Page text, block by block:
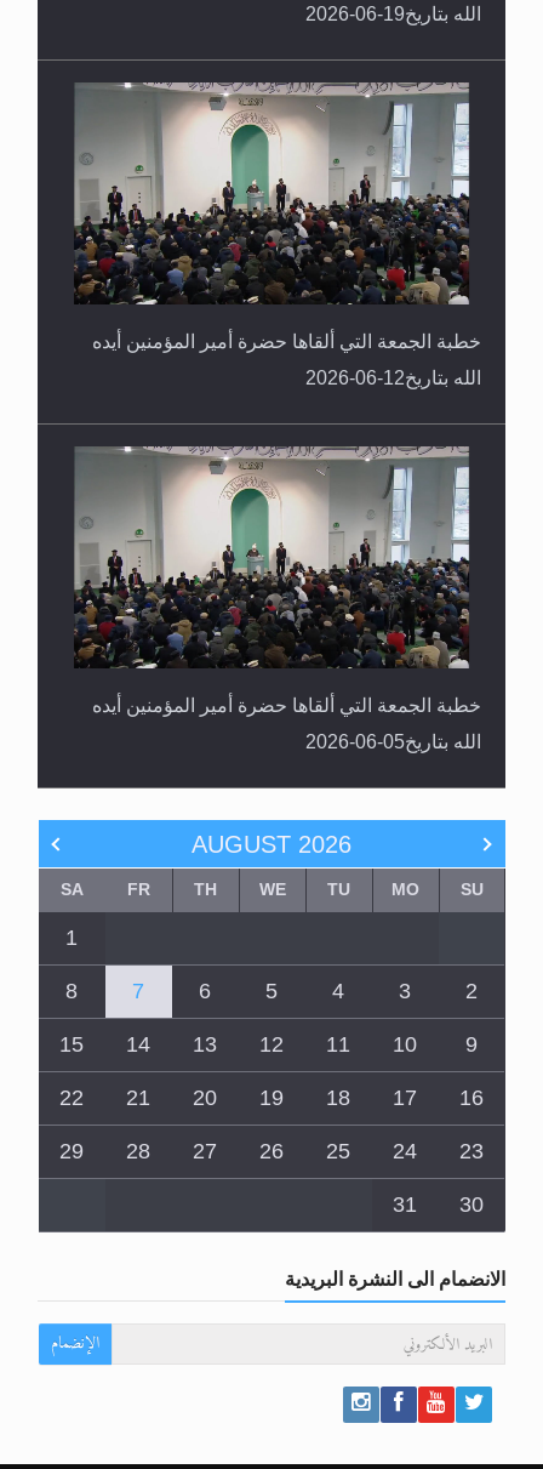
الله بتاريخ19-06-2026
خطبة الجمعة التي ألقاها حضرة أمير المؤمنين أيده
الله بتاريخ12-06-2026
خطبة الجمعة التي ألقاها حضرة أمير المؤمنين أيده
الله بتاريخ05-06-2026
AUGUST 2026
SU
MO
TU
WE
TH
FR
SA
1
2
3
4
5
6
7
8
9
10
11
12
13
14
15
16
17
18
19
20
21
22
23
24
25
26
27
28
29
30
31
الانضمام الى النشرة البريدية
الإنضمام